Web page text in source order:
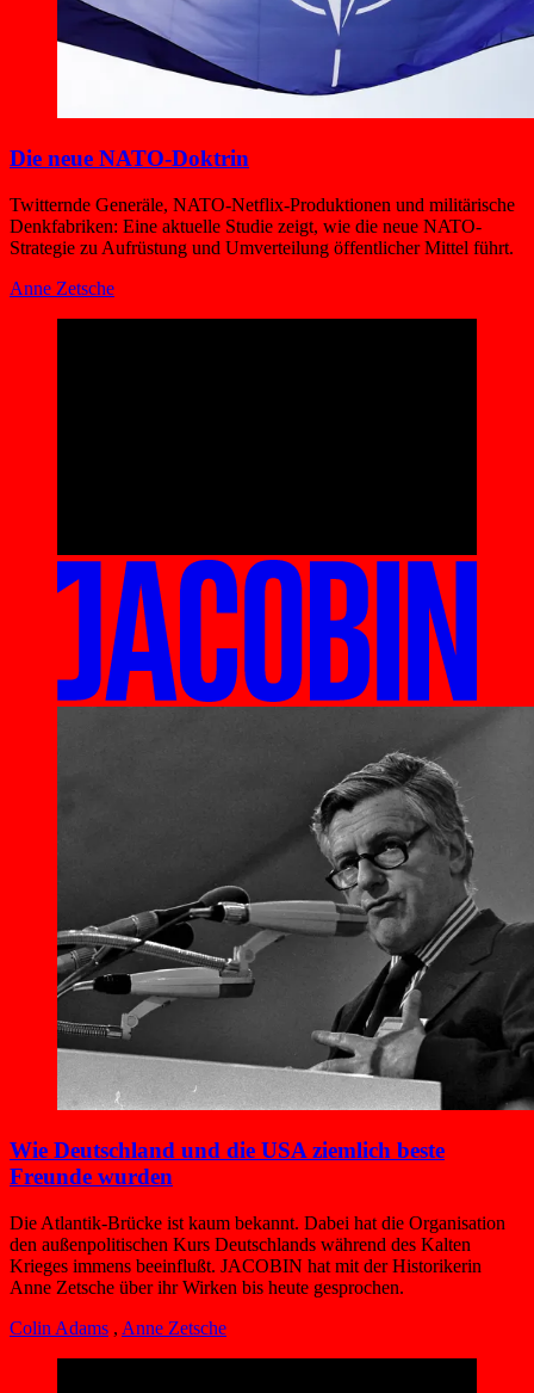
Die neue NATO-Doktrin
Twitternde Generäle, NATO-Netflix-Produktionen und militärische
Denkfabriken: Eine aktuelle Studie zeigt, wie die neue NATO-
Strategie zu Aufrüstung und Umverteilung öffentlicher Mittel führt.
Anne Zetsche
Wie Deutschland und die USA ziemlich beste
Freunde wurden
Die Atlantik-Brücke ist kaum bekannt. Dabei hat die Organisation
den außenpolitischen Kurs Deutschlands während des Kalten
Krieges immens beeinflußt. JACOBIN hat mit der Historikerin
Anne Zetsche über ihr Wirken bis heute gesprochen.
Colin Adams , Anne Zetsche